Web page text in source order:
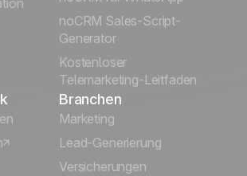
noCRM Sales-Script-
Generator
Kostenloser
Telemarketing-Leitfaden
Branchen
Marketing
Lead-Generierung
Versicherungen